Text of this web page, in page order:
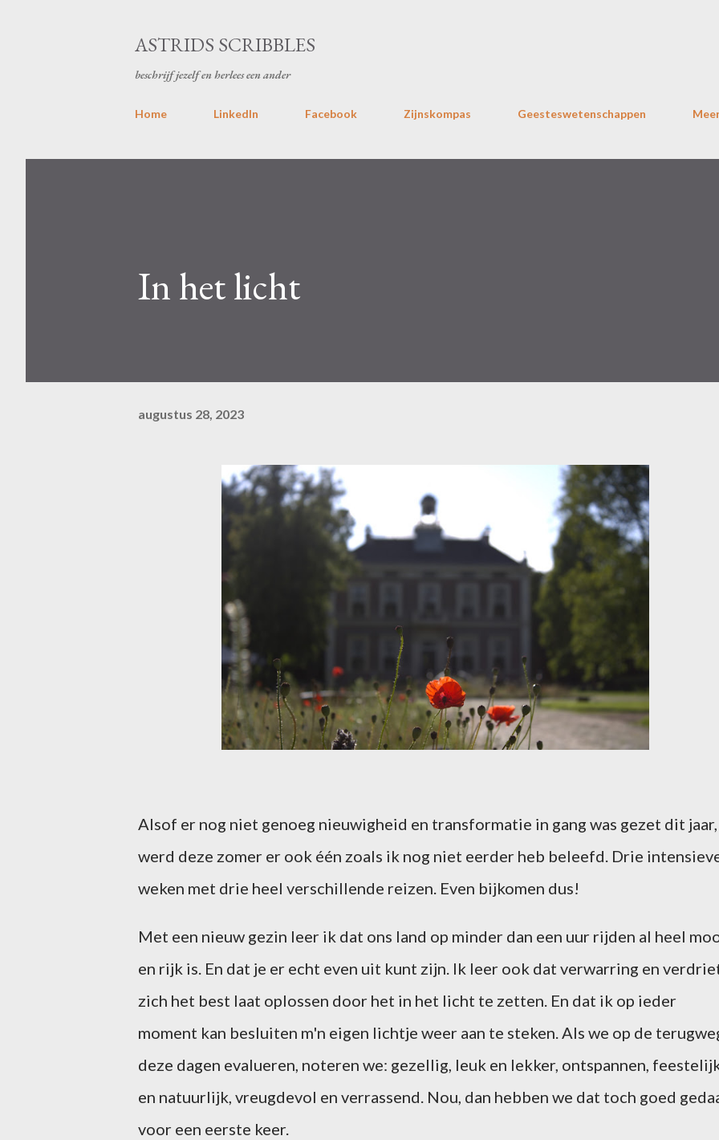
ASTRIDS SCRIBBLES
beschrijf jezelf en herlees een ander
Home LinkedIn Facebook Zijnskompas Geesteswetenschappen
In het licht
augustus 28, 2023
Alsof er nog niet genoeg nieuwigheid en transformatie in gang was gezet dit jaar,
werd deze zomer er ook één zoals ik nog niet eerder heb beleefd. Drie
weken met drie heel verschillende reizen. Even bijkomen dus!
Met een nieuw gezin leer ik dat ons land op minder dan een uur rijden al heel
en rijk is. En dat je er echt even uit kunt zijn. Ik leer ook dat verwarring en
zich het best laat oplossen door het in het licht te zetten. En dat ik op ieder
moment kan besluiten m'n eigen lichtje weer aan te steken. Als we op de
deze dagen evalueren, noteren we: gezellig, leuk en lekker, ontspannen,
en natuurlijk, vreugdevol en verrassend. Nou, dan hebben we dat toch goed
voor een eerste keer.